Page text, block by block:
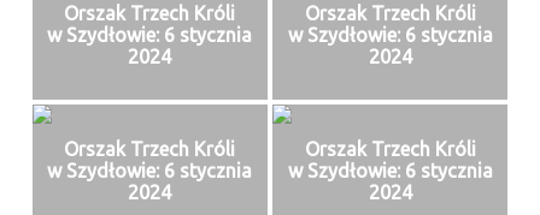
Orszak Trzech Króli
w Szydłowie: 6 stycznia
2024
Orszak Trzech Króli
w Szydłowie: 6 stycznia
2024
Orszak Trzech Króli
w Szydłowie: 6 stycznia
2024
Orszak Trzech Króli
w Szydłowie: 6 stycznia
2024